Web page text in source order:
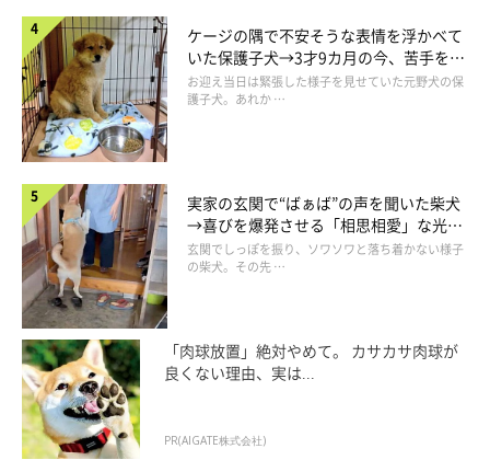
ケージの隅で不安そうな表情を浮かべて
いた保護子犬→3才9カ月の今、苦手を克
服し頼もしいコに成長！
お迎え当日は緊張した様子を見せていた元野犬の保
護子犬。あれか …
実家の玄関で“ばぁば”の声を聞いた柴犬
→喜びを爆発させる「相思相愛」な光景
にほっこり
玄関でしっぽを振り、ソワソワと落ち着かない様子
の柴犬。その先 …
「肉球放置」絶対やめて。 カサカサ肉球が
良くない理由、実は...
PR(AIGATE株式会社)